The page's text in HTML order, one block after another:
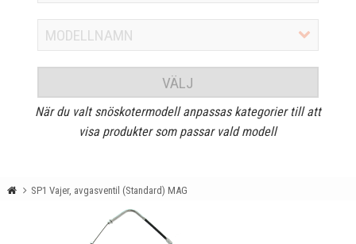
VÄLJ
När du valt snöskotermodell anpassas kategorier till att
visa produkter som passar vald modell
SP1 Vajer, avgasventil (Standard) MAG